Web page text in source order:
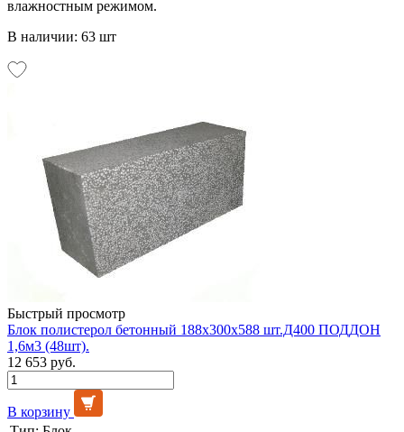
влажностным режимом.
В наличии: 63 шт
Быстрый просмотр
Блок полистерол бетонный 188х300х588 шт.Д400 ПОДДОН
1,6м3 (48шт).
12 653 руб.
В корзину